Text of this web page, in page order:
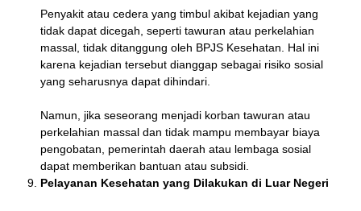
Penyakit atau cedera yang timbul akibat kejadian yang
tidak dapat dicegah, seperti tawuran atau perkelahian
massal, tidak ditanggung oleh BPJS Kesehatan. Hal ini
karena kejadian tersebut dianggap sebagai risiko sosial
yang seharusnya dapat dihindari.
Namun, jika seseorang menjadi korban tawuran atau
perkelahian massal dan tidak mampu membayar biaya
pengobatan, pemerintah daerah atau lembaga sosial
dapat memberikan bantuan atau subsidi.
Pelayanan Kesehatan yang Dilakukan di Luar Negeri